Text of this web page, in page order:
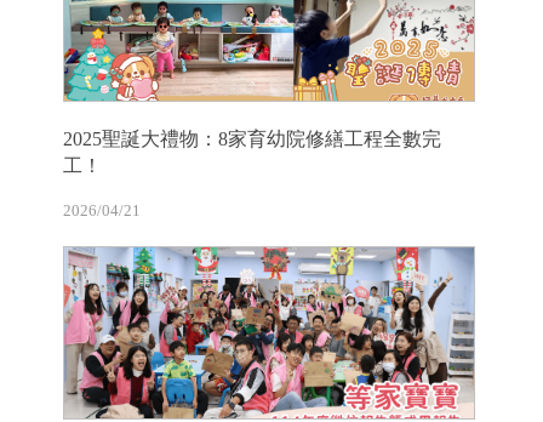
2025聖誕大禮物：8家育幼院修繕工程全數完
工！
2026/04/21